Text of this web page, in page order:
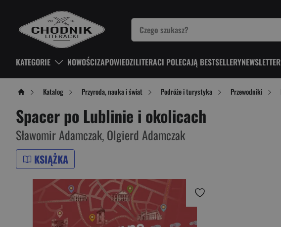
KATEGORIE NOWOŚCIZAPOWIEDZILITERACI POLECAJĄ BESTSELLERYNEWSLETTER
Katalog Przyroda, nauka i świat Podróże i turystyka Przewodniki
Spacer po Lublinie i okolicach
Sławomir Adamczak,Olgierd Adamczak
KSIĄŻKA